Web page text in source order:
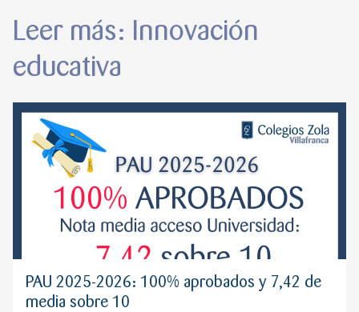
Leer más: Innovación
educativa
PAU 2025-2026: 100% aprobados y 7,42 de
media sobre 10